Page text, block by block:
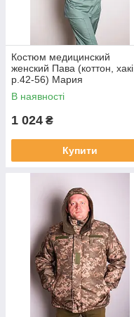
Костюм медицинский
женский Пава (коттон, хакі,
р.42-56) Мария
В наявності
1 024 ₴
Купити